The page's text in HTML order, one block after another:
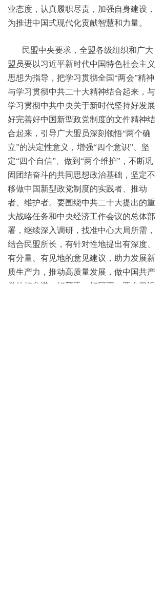
业态度，认真履职尽责，加强自身建设，
为推进中国式现代化贡献智慧和力量。
民盟中央要求，全盟各级组织和广大
盟员要以习近平新时代中国特色社会主义
思想为指导，把学习贯彻全国“两会”精神
与学习贯彻中共二十大精神结合起来，与
学习贯彻中共中央关于新时代坚持好发展
好完善好中国新型政党制度的文件精神结
合起来，引导广大盟员深刻领悟“两个确
立”的决定性意义，增强“四个意识”、坚
定“四个自信”、做到“两个维护”，不断巩
固团结奋斗的共同思想政治基础，坚定不
移做中国新型政党制度的实践者、推动
者、维护者。要围绕中共二十大提出的重
大战略任务和中央经济工作会议的总体部
署，继续深入调研，找准中心大局所需，
结合民盟所长，有针对性地提出有深度、
有分量、有见地的意见建议，助力发展新
质生产力，推动高质量发展，做中国共产
党的好参谋、好帮手、好同事。要在习近